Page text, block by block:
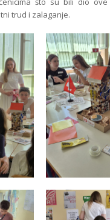
trud i zalaganje.